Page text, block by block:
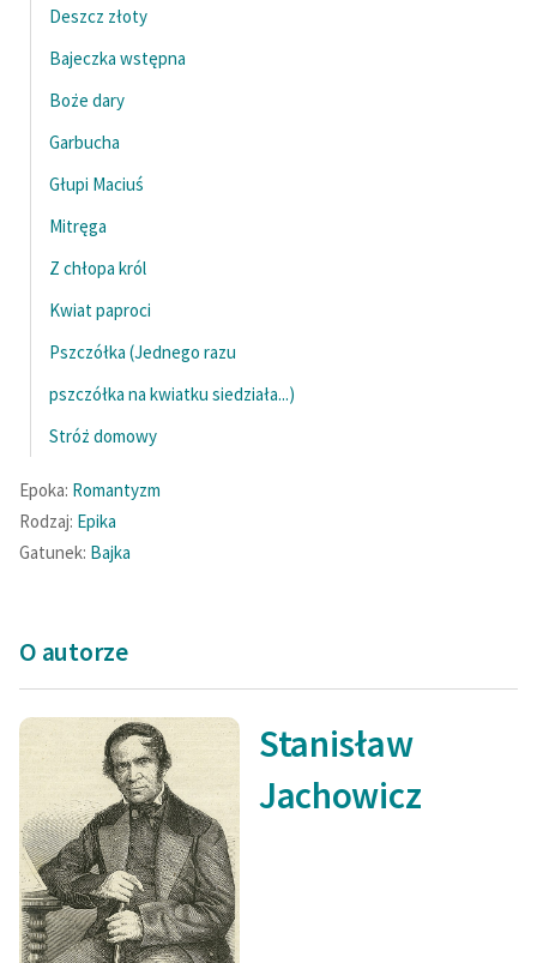
Deszcz złoty
Bajeczka wstępna
Boże dary
Garbucha
Głupi Maciuś
Mitręga
Z chłopa król
Kwiat paproci
Pszczółka (Jednego razu
pszczółka na kwiatku siedziała...)
Stróż domowy
Epoka: Romantyzm
Rodzaj: Epika
Gatunek: Bajka
O autorze
Stanisław
Jachowicz